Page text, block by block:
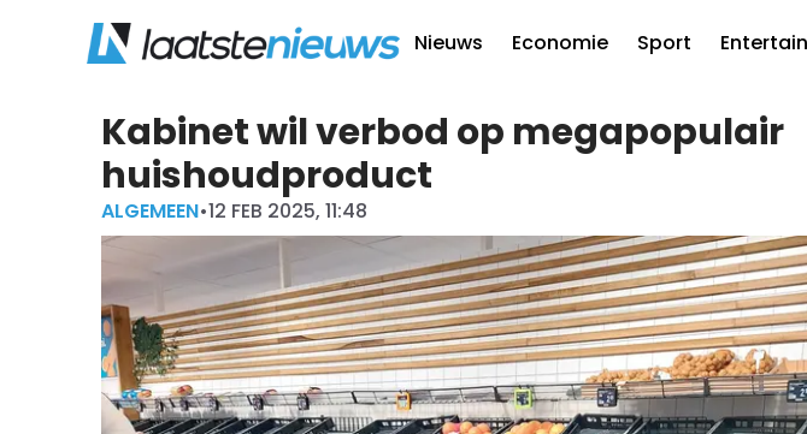
Nieuws Economie Sport
Kabinet wil verbod op megapopulair
huishoudproduct
ALGEMEEN•12 FEB 2025, 11:48